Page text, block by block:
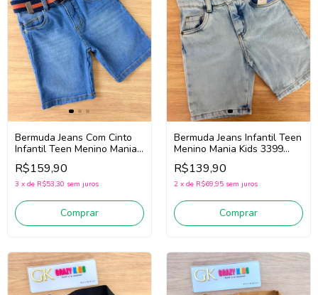
Bermuda Jeans Com Cinto
Infantil Teen Menino Mania
Kids 3398 (Jeans Médio)
R$159,90
3 x de R$53,30 sem juros
Comprar
Bermuda Jeans Infantil Teen
Menino Mania Kids 3399
(Jeans Claro)
R$139,90
2 x de R$69,95 sem juros
Comprar